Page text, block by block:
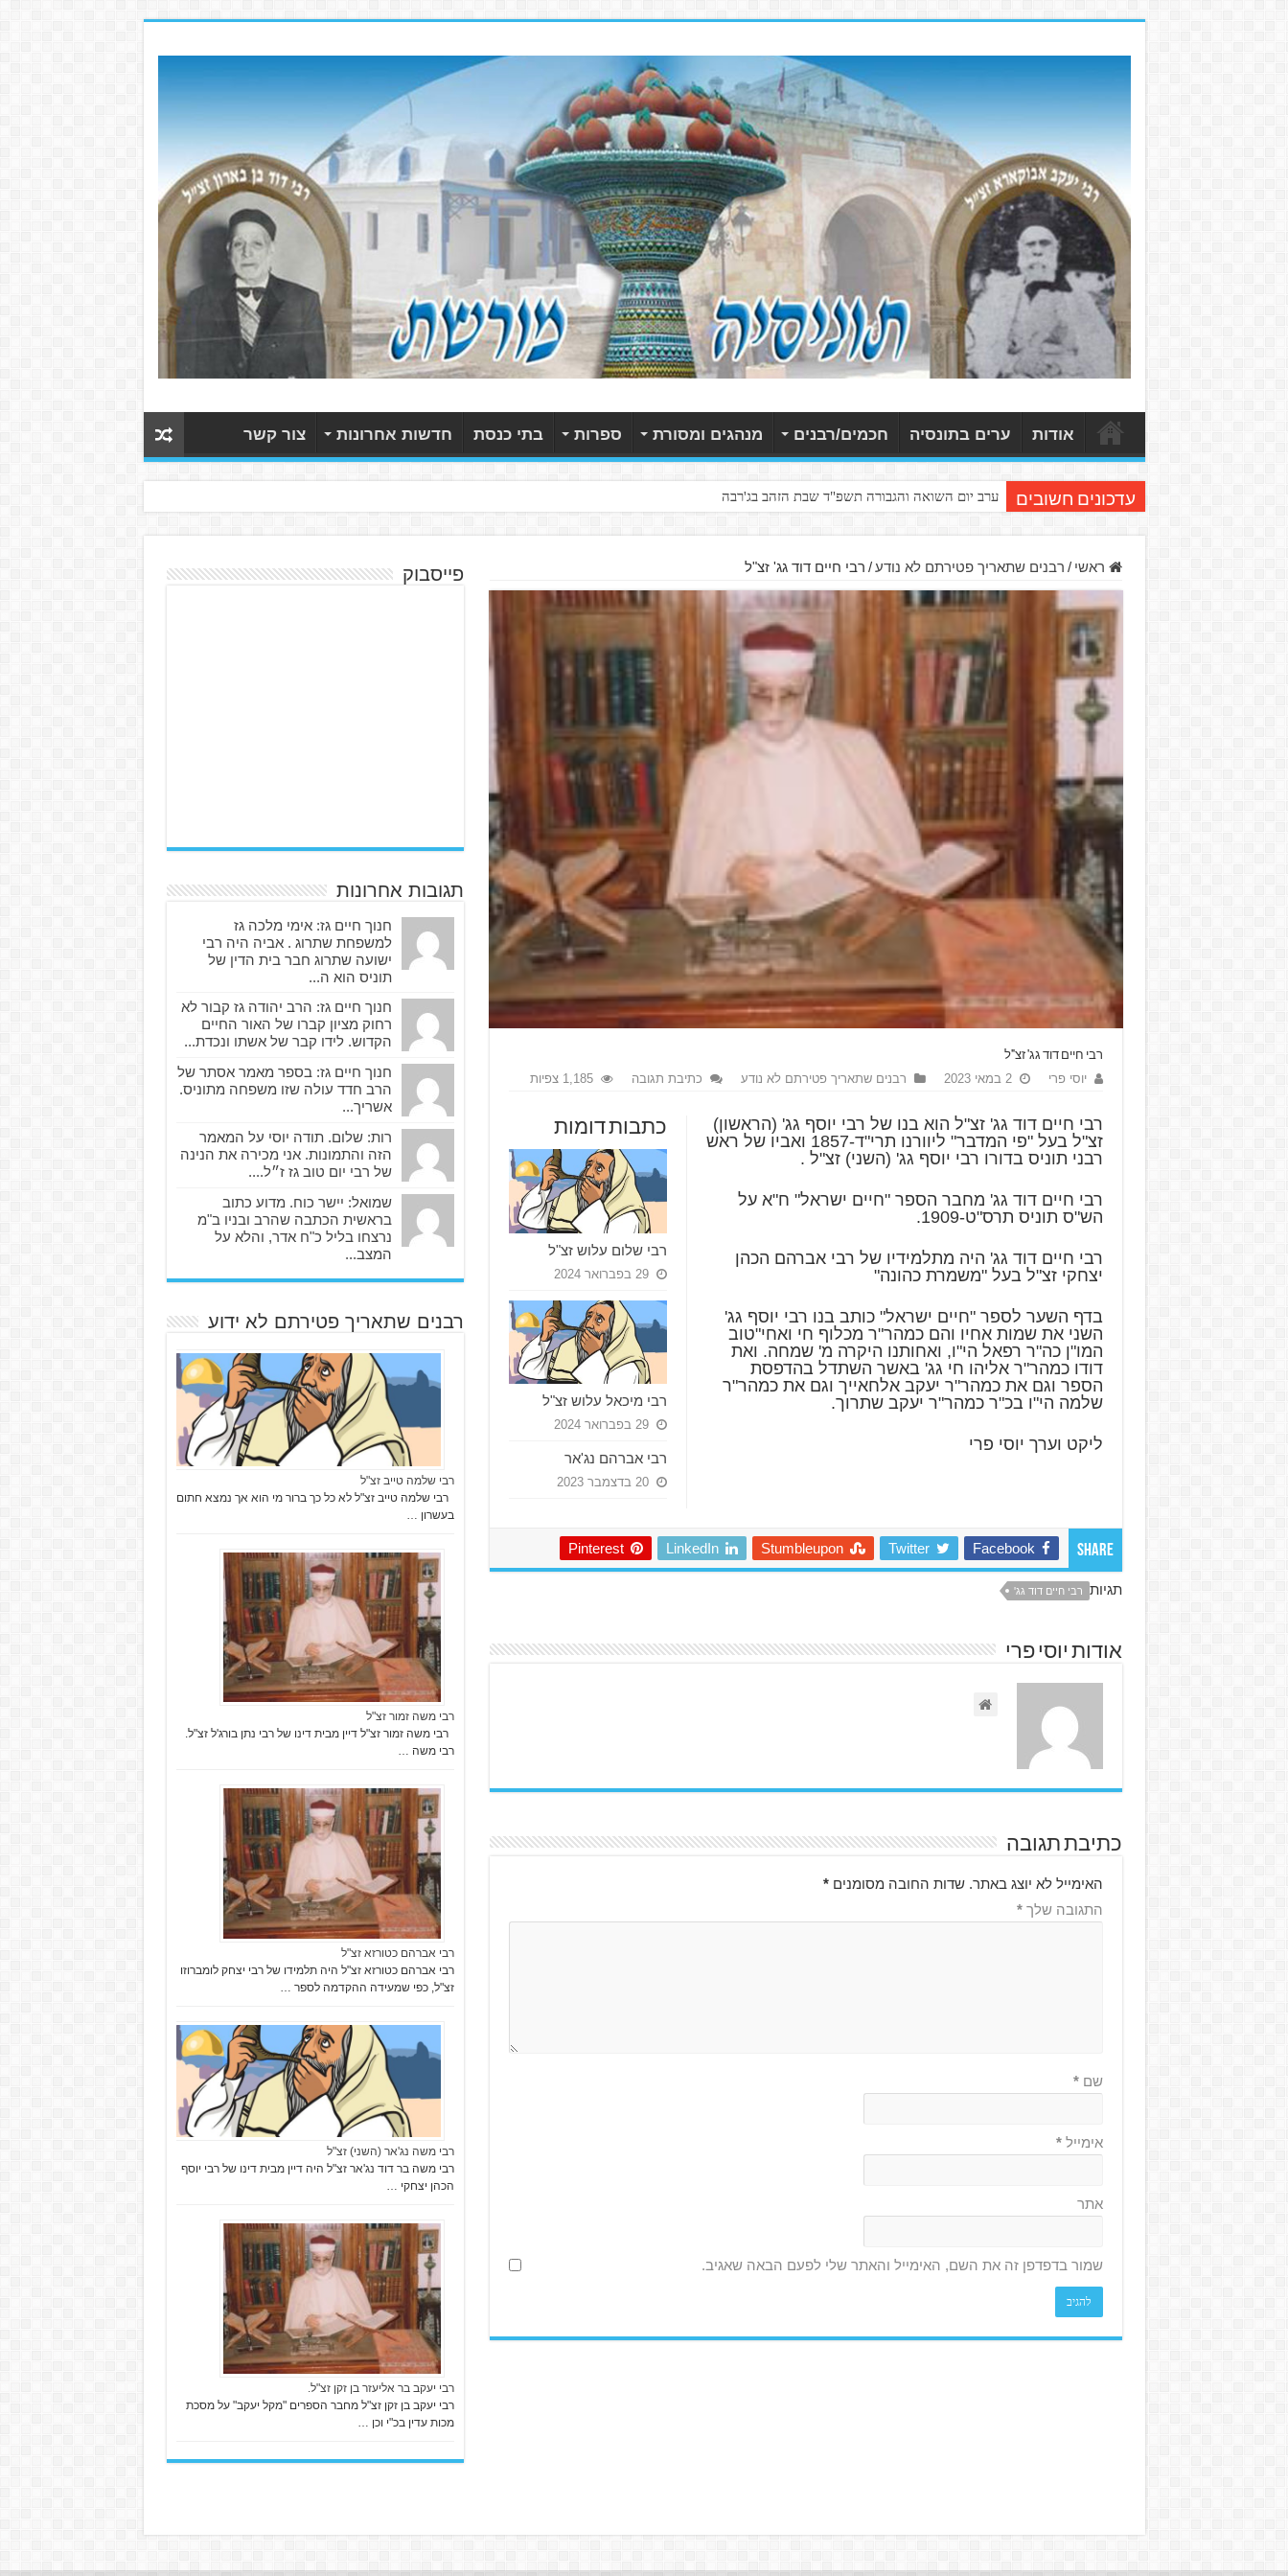
אודות ערים בתונסיה חכמים/רבנים מנהגים ומסורת ספרות בתי כנסת חדשות אחרונות צור קשר
עדכונים חשובים ערב יום השואה והגבורה תשפ"ד שבת הזהב בג'רבה
ראשי / רבנים שתאריך פטירתם לא נודע / רבי חיים דוד גג' זצ"ל
רבי חיים דוד גג' זצ"ל
יוסי פרי 2 במאי 2023 רבנים שתאריך פטירתם לא נודע כתיבת תגובה 1,185 צפיות
כתבות דומות
רבי שלום עלוש זצ"ל
29 בפברואר 2024
רבי מיכאל עלוש זצ"ל
29 בפברואר 2024
רבי אברהם נג'אר
20 בדצמבר 2023
רבי חיים דוד גג' זצ"ל הוא בנו של רבי יוסף גג' (הראשון)
זצ"ל בעל "פי המדבר" ליוורנו תרי"ד-1857 ואביו של ראש
רבני תוניס בדורו רבי יוסף גג' (השני) זצ"ל .
רבי חיים דוד גג' מחבר הספר "חיים ישראל" ח"א על
הש"ס תוניס תרס"ט-1909.
רבי חיים דוד גג' היה מתלמידיו של רבי אברהם הכהן
יצחקי זצ"ל בעל "משמרת כהונה"
בדף השער לספר "חיים ישראל" כותב בנו רבי יוסף גג'
השני את שמות אחיו והם כמהר"ר מכלוף חי ואחי"טוב
המו"ן כה"ר רפאל הי"ו, ואחותנו היקרה מ' שמחה. ואת
דודו כמהר"ר אליהו חי גג' באשר השתדל בהדפסת
הספר וגם את כמהר"ר יעקב אלחאייך וגם את כמהר"ר
שלמה הי"ו בכ"ר כמהר"ר יעקב שתרוך.
ליקט וערך יוסי פרי
Share
Facebook
Twitter
Stumbleupon
LinkedIn
Pinterest
תגיות רבי חיים דוד גג'
אודות יוסי פרי
כתיבת תגובה
האימייל לא יוצג באתר. שדות החובה מסומנים*
התגובה שלך*
שם*
אימייל*
אתר
שמור בדפדפן זה את השם, האימייל והאתר שלי לפעם הבאה שאגיב.
פייסבוק
תגובות אחרונות
חנוך חיים גז: אימי מלכה גז
למשפחת שתרוג . אביה היה רבי
ישועה שתרוג חבר בית הדין של
תוניס הוא ה...
חנוך חיים גז: הרב יהודה גז קבור לא
רחוק מציון קברו של האור החיים
הקדוש. לידו קבר של אשתו ונכדת...
חנוך חיים גז: בספר מאמר אסתר של
הרב חדד עולה שזו משפחה מתוניס.
אשריך...
רות: שלום. תודה יוסי על המאמר
הזה והתמונות. אני מכירה את הנינה
של רבי יום טוב גז ז״ל....
שמואל: יישר כוח. מדוע כתוב
בראשית הכתבה שהרב ובניו ב"מ
נרצחו בליל כ"ח אדר, והלא על
המצב...
רבנים שתאריך פטירתם לא ידוע
רבי שלמה טייב זצ"ל
רבי שלמה טייב זצ"ל לא כל כך ברור מי הוא אך נמצא חתום
בעשרון …
רבי משה זמור זצ"ל
רבי משה זמור זצ"ל דיין מבית דינו של רבי נתן בורג'ל זצ"ל.
רבי משה …
רבי אברהם כטורזא זצ"ל
רבי אברהם כטורזא זצ"ל היה תלמידו של רבי יצחק לומברוזו
זצ"ל, כפי שמעידה ההקדמה לספר …
רבי משה נג'אר (השני) זצ"ל
רבי משה בר דוד נג'אר זצ"ל היה דיין מבית דינו של רבי יוסף
הכהן יצחקי …
רבי יעקב בר אליעזר בן זקן זצ"ל.
רבי יעקב בן זקן זצ"ל מחבר הספרים "מקל יעקב" על מסכת
מכות עדין בכ"י וכן …